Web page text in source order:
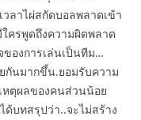
วลาไผ่สกัดบอลพลาดเข้า
ครพูดถึงความผิดพลาด
ของการเล่นเป็นทีม…
นมากขึ้น.ยอมรับความ
ตุผลของคนส่วนน้อย
ด้บทสรุปว่า..จะไม่สร้าง